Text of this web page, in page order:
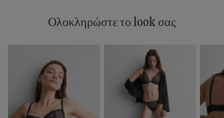
Ολοκληρώστε το look σας